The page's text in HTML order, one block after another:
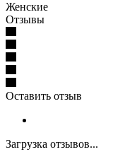
Женские
Отзывы
Оставить отзыв
Загрузка отзывов...